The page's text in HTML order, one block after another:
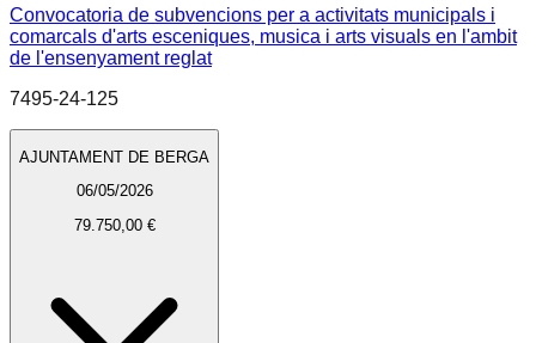
Convocatoria de subvencions per a activitats municipals i
comarcals d'arts esceniques, musica i arts visuals en l'ambit
de l'ensenyament reglat
7495-24-125
AJUNTAMENT DE BERGA
06/05/2026
79.750,00 €